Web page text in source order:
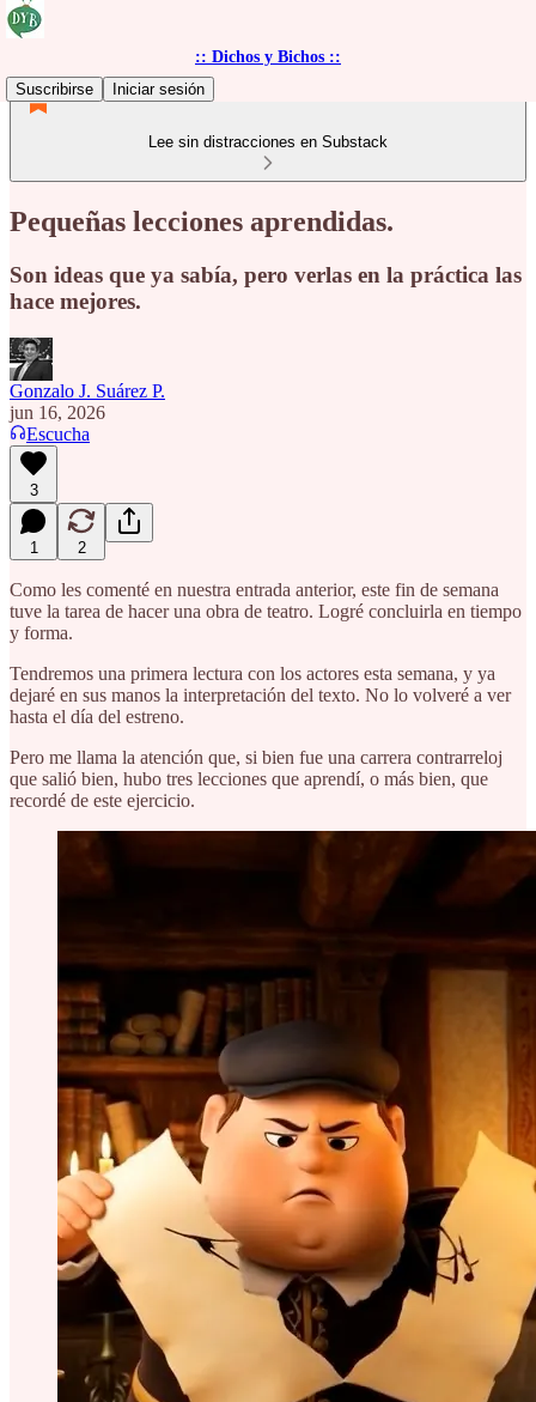
:: Dichos y Bichos ::
Suscribirse
Iniciar sesión
Lee sin distracciones en Substack
Pequeñas lecciones aprendidas.
Son ideas que ya sabía, pero verlas en la práctica las
hace mejores.
Gonzalo J. Suárez P.
jun 16, 2026
Escucha
3
1 2
Como les comenté en nuestra entrada anterior, este fin de semana
tuve la tarea de hacer una obra de teatro. Logré concluirla en tiempo
y forma.
Tendremos una primera lectura con los actores esta semana, y ya
dejaré en sus manos la interpretación del texto. No lo volveré a ver
hasta el día del estreno.
Pero me llama la atención que, si bien fue una carrera contrarreloj
que salió bien, hubo tres lecciones que aprendí, o más bien, que
recordé de este ejercicio.